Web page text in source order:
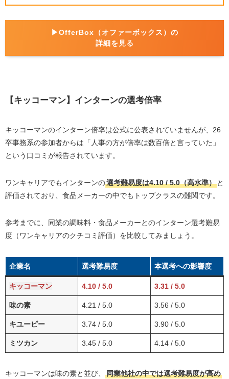
▶︎OfferBox（オファーボックス）の
詳細を見る
【キッコーマン】インターンの選考倍率
キッコーマンのインターン倍率は公式に公表されていませんが、26
卒事務系の参加者からは「人事の方が倍率は数百倍と言っていた」
という口コミが報告されています。
ワンキャリアでもインターンの選考難易度は4.10 / 5.0（高水準）と
評価されており、食品メーカーの中でもトップクラスの難関です。
参考までに、同業の調味料・食品メーカーとのインターン選考難易
度（ワンキャリアのクチコミ評価）を比較してみましょう。
企業名 選考難易度 本選考への影響度
キッコーマン 4.10 / 5.0 3.31 / 5.0
味の素 4.21 / 5.0 3.56 / 5.0
キユーピー 3.74 / 5.0 3.90 / 5.0
ミツカン 3.45 / 5.0 4.14 / 5.0
キッコーマンは味の素と並び、 同業他社の中では選考難易度が高め